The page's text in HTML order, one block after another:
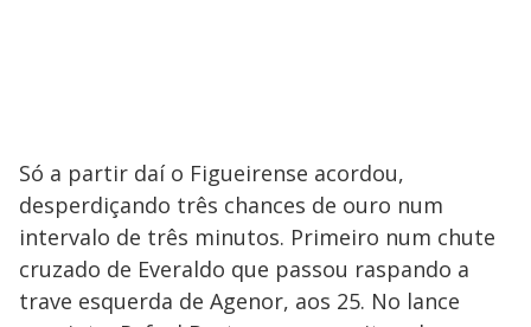
Só a partir daí o Figueirense acordou,
desperdiçando três chances de ouro num
intervalo de três minutos. Primeiro num chute
cruzado de Everaldo que passou raspando a
trave esquerda de Agenor, aos 25. No lance